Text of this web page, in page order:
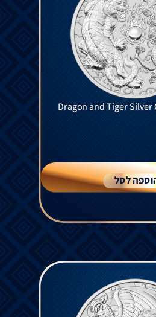
Dragon and Tiger Silver
לסל